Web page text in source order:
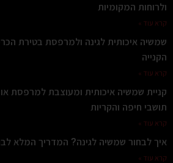
ולרוחות המקומיות
קרא עוד »
שמשיה איכותית לגינה ולמרפסת בטירת
הקנייה
קרא עוד »
קניית שמשיה איכותית ומעוצבת למרפסת
תושבי חיפה והקריות
קרא עוד »
איך לבחור שמשיה לגינה? המדריך המלא
קרא עוד »